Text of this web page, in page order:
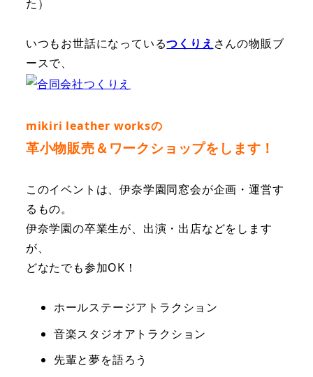
た）
いつもお世話になっているつくりえ さんの物販ブ
ースで、
mikiri leather worksの
革小物販売＆ワークショップをします！
このイベントは、伊奈学園同窓会が企画・運営す
るもの。
伊奈学園の卒業生が、出演・出店などをします
が、
どなたでも参加OK！
ホールステージアトラクション
音楽スタジオアトラクション
先輩と夢を語ろう